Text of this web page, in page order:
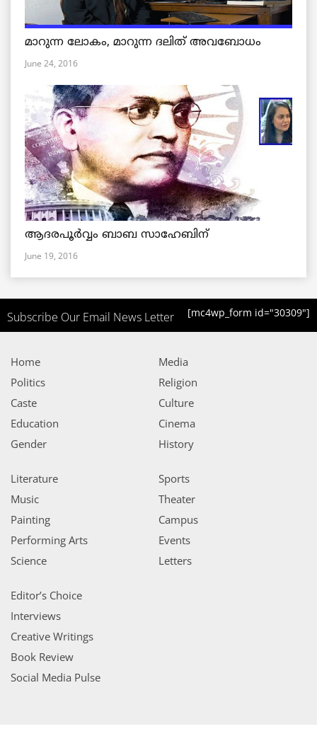
മാറുന്ന ലോകം, മാറുന്ന ദലിത് അവബോധം
June 24, 2016
ആദരപൂര്‍വ്വം ബാബ സാഹേബിന്
June 19, 2016
Subscribe Our Email News Letter [mc4wp_form id="30309"]
Home
Politics
Caste
Education
Gender
Media
Religion
Culture
Cinema
History
Literature
Music
Painting
Performing Arts
Science
Sports
Theater
Campus
Events
Letters
Editor’s Choice
Interviews
Creative Writings
Book Review
Social Media Pulse